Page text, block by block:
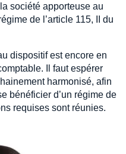
société apporteuse au
de l’article 115, II du
dispositif est encore en
Il faut espérer
harmonisé, afin
bénéficier d’un régime de
requises sont réunies.